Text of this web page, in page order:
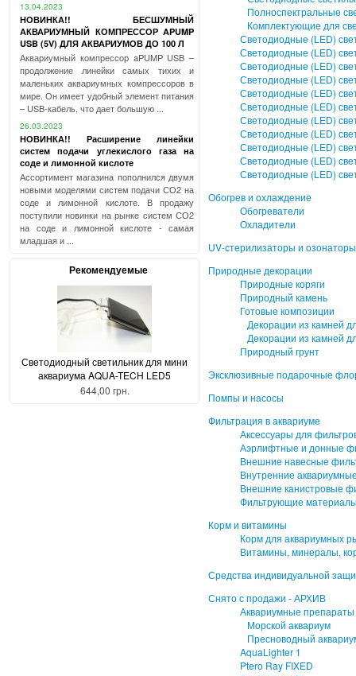
Полноспектральные
Комплектующие для
Светодиодные (LED)
Светодиодные (LED)
Светодиодные (LED)
Светодиодные (LED)
Светодиодные (LED)
Светодиодные (LED)
Светодиодные (LED)
Светодиодные (LED)
Светодиодные (LED)
Светодиодные (LED)
Светодиодные (LED)
Обогрев и охлаждение
Обогреватели
Охладители
UV-стерилизаторы и
Природные декорации
Природные коряги
Природный камень
Готовые композиции
Декорации из камней
Декорации из камней
Природный грунт
Эксклюзивные подарочные
Помпы и насосы
Фильтрация в аквариуме
Аксессуары для
Аэрлифтные и донные
Внешние навесные
Внутренние
Внешние канистровые
Фильтрующие
Корм и витамины
Корм для аквариумных
Витамины, минералы,
Средства индивидуальной
Снято с продажи - АРХИВ
Аквариумные
Морской аквариум
Пресноводный
AquaLighter 1
Ptero Ray FIXED
13.04.2023
НОВИНКА!! БЕСШУМНЫЙ
АКВАРИУМНЫЙ КОМПРЕССОР APUMP
USB (5V) ДЛЯ АКВАРИУМОВ ДО 100 Л
Аквариумный компрессор aPUMP USB –
продолжение линейки самых тихих и
маленьких аквариумных компрессоров в
мире. Он имеет удобный элемент питания
– USB-кабель, что дает большую ...
26.03.2023
НОВИНКА!! Расширение линейки
систем подачи углекислого газа на
соде и лимонной кислоте
Ассортимент магазина пополнился двумя
новыми моделями систем подачи СО2 на
соде и лимонной кислоте. В продажу
поступили новинки на рынке систем СО2
на соде и лимонной кислоте - самая
младшая и ...
Рекомендуемые
Светодиодный светильник для мини
аквариума AQUA-TECH LED5
644,00 грн.